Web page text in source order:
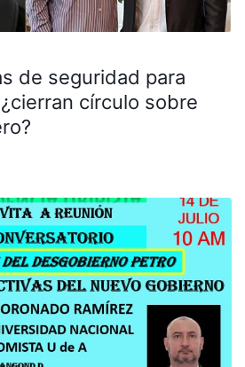
de seguridad para
círculo sobre